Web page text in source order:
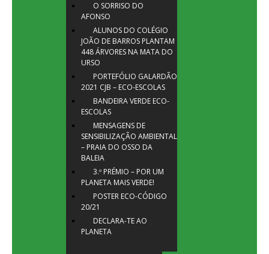
O SORRISO DO
AFONSO
ALUNOS DO COLÉGIO
JOÃO DE BARROS PLANTAM
448 ÁRVORES NA MATA DO
URSO
PORTEFÓLIO GALARDÃO
2021 CJB – ECO-ESCOLAS
BANDEIRA VERDE ECO-
ESCOLAS
MENSAGENS DE
SENSIBILIZAÇÃO AMBIENTAL
– PRAIA DO OSSO DA
BALEIA
3.º PRÉMIO – POR UM
PLANETA MAIS VERDE!
POSTER ECO-CÓDIGO
20/21
DECLARA-TE AO
PLANETA